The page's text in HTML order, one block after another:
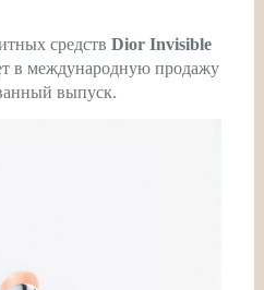
средств Dior Invisible
в международную продажу
выпуск.